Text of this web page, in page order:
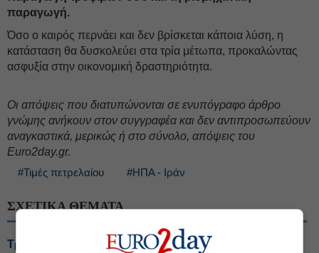
παραγωγή.
Όσο ο καιρός περνάει και δεν βρίσκεται κάποια λύση, η
κατάσταση θα δυσκολεύει στα τρία μέτωπα, προκαλώντας
ασφυξία στην οικονομική δραστηριότητα.
Oι απόψεις που διατυπώνονται σε ενυπόγραφο άρθρο
γνώμης ανήκουν στον συγγραφέα και δεν αντιπροσωπεύουν
αναγκαστικά, μερικώς ή στο σύνολο, απόψεις του
Euro2day.gr.
#Τιμές πετρελαίου
#ΗΠΑ - Ιράν
ΣΧΕΤΙΚΑ ΘΕΜΑΤΑ
Tραμπ: Οι Chevron και Exxon έβγαλαν υπερβολικά